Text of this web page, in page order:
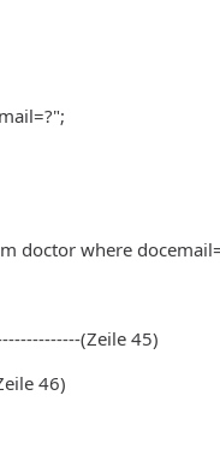
doctor where
(Zeile 45)
46)